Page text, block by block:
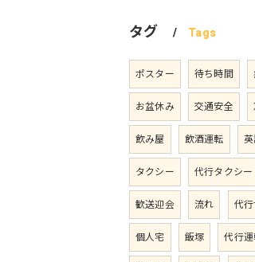
タグ Tags
ポスター 待ち時間
お盆休み 交通安全
飲み屋 飲酒運転
タクシー 代行タクシー
歓送迎会 流れ 代
個人宅 飯塚 代行運